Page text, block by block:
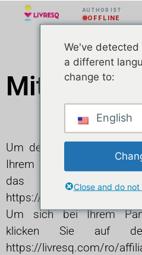
AUTHOR IST
OFFLINE
Um dem Partnerkonto
Ihrem LIVRESQ-Konto
das hier verfügbare
https://forms.gle/
Um sich bei Ihrem
klicken Sie auf
https://livresq.com/ro/
We've detected
a different
change to:
English
Close and do